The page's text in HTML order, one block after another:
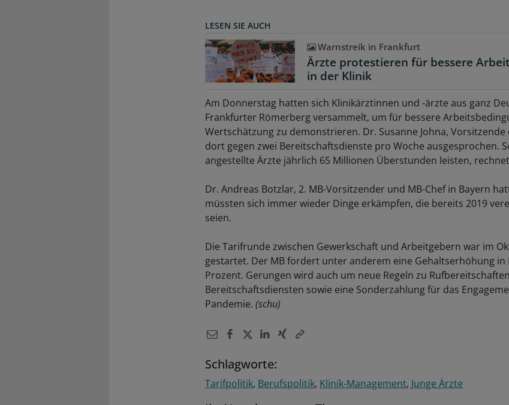
LESEN SIE AUCH
Warnstreik in Frankfurt
Ärzte protestieren für bessere
in der Klinik
Am Donnerstag hatten sich Klinikärztinnen und -ärzte aus ganz
Frankfurter Römerberg versammelt, um für bessere
Wertschätzung zu demonstrieren. Dr. Susanne Johna, Vorsitzende
dort gegen zwei Bereitschaftsdienste pro Woche ausgesprochen.
angestellte Ärzte jährlich 65 Millionen Überstunden leisten,
Dr. Andreas Botzlar, 2. MB-Vorsitzender und MB-Chef in Bayern
müssten sich immer wieder Dinge erkämpfen, die bereits 2019
seien.
Die Tarifrunde zwischen Gewerkschaft und Arbeitgebern war im
gestartet. Der MB fordert unter anderem eine Gehaltserhöhung in
Prozent. Gerungen wird auch um neue Regeln zu
Bereitschaftsdiensten sowie eine Sonderzahlung für das
Pandemie. (schu)
Schlagworte:
Tarifpolitik Berufspolitik Klinik-Management Junge Ärzte